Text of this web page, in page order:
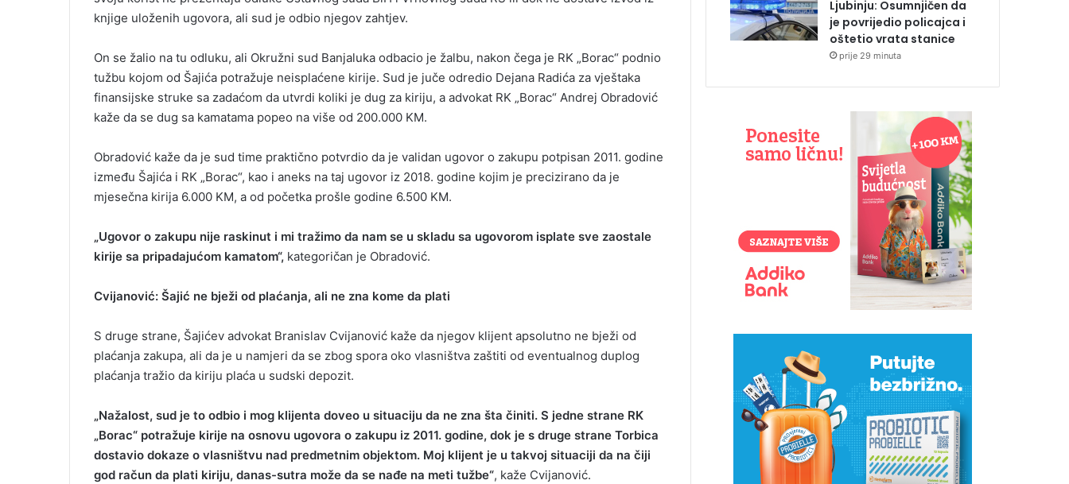
knjige uloženih ugovora, ali sud je odbio njegov zahtjev.
On se žalio na tu odluku, ali Okružni sud Banjaluka odbacio je žalbu, nakon čega je RK „Borac“ podnio
tužbu kojom od Šajića potražuje neisplaćene kirije. Sud je juče odredio Dejana Radića za vještaka
finansijske struke sa zadaćom da utvrdi koliki je dug za kiriju, a advokat RK „Borac“ Andrej Obradović
kaže da se dug sa kamatama popeo na više od 200.000 KM.
Obradović kaže da je sud time praktično potvrdio da je validan ugovor o zakupu potpisan 2011. godine
između Šajića i RK „Borac“, kao i aneks na taj ugovor iz 2018. godine kojim je precizirano da je
mjesečna kirija 6.000 KM, a od početka prošle godine 6.500 KM.
„Ugovor o zakupu nije raskinut i mi tražimo da nam se u skladu sa ugovorom isplate sve zaostale
kirije sa pripadajućom kamatom“, kategoričan je Obradović.
Cvijanović: Šajić ne bježi od plaćanja, ali ne zna kome da plati
S druge strane, Šajićev advokat Branislav Cvijanović kaže da njegov klijent apsolutno ne bježi od
plaćanja zakupa, ali da je u namjeri da se zbog spora oko vlasništva zaštiti od eventualnog duplog
plaćanja tražio da kiriju plaća u sudski depozit.
„Nažalost, sud je to odbio i mog klijenta doveo u situaciju da ne zna šta činiti. S jedne strane RK
„Borac“ potražuje kirije na osnovu ugovora o zakupu iz 2011. godine, dok je s druge strane Torbica
dostavio dokaze o vlasništvu nad predmetnim objektom. Moj klijent je u takvoj situaciji da na čiji
god račun da plati kiriju, danas-sutra može da se nađe na meti tužbe“, kaže Cvijanović.
Ljubinju: Osumnjičen da
je povrijedio policajca i
oštetio vrata stanice
prije 29 minuta